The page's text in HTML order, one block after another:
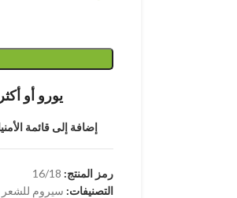
توصيل مجاني عند الشراء بقيمة AED 400 يورو أو أكثر
إضافة إلى قائمة
رمز المنتج: 16/18
التصنيفات: سيروم للشعر